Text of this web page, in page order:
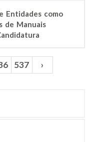
Entidades como
de Manuais
537 ›